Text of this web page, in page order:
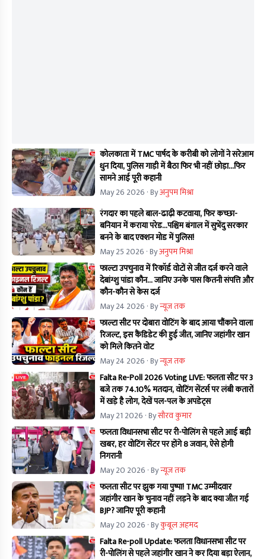
कोलकाता में TMC पार्षद के करीबी को लोगों ने सरेआम
धुन दिया, पुलिस गाड़ी में बैठा फिर भी नहीं छोड़ा...फिर
सामने आई पूरी कहानी
May 26 2026 · Byअनुपम मिश्रा
रंगदार का पहले बाल-ढाढ़ी कटवाया, फिर कच्छा-
बनियान में कराया परेड...पश्चिम बंगाल में सुभेंदु सरकार
बनने के बाद एक्शन मोड में पुलिस!
May 25 2026 · Byअनुपम मिश्रा
फाल्टा उपचुनाव में रिकॉर्ड वोटों से जीत दर्ज करने वाले
देबांग्शु पांडा कौन… जानिए उनके पास कितनी संपत्ति और
कौन-कौन से केस दर्ज
May 24 2026 · Byन्यूज तक
फाल्टा सीट पर दोबारा वोटिंग के बाद आया चौंकाने वाला
रिजल्ट, इस कैंडिडेट की हुई जीत, जानिए जहांगीर खान
को मिले कितने वोट
May 24 2026 · Byन्यूज तक
Falta Re-Poll 2026 Voting LIVE: फलता सीट पर 3
बजे तक 74.10% मतदान, वोटिंग सेंटर्स पर लंबी कतारों
में खड़े है लोग, देखें पल-पल के अपडेट्स
May 21 2026 · Byसौरव कुमार
फलता विधानसभा सीट पर री-पोलिंग से पहले आई बड़ी
खबर, हर वोटिंग सेंटर पर होंगे 8 जवान, ऐसे होगी
निगरानी
May 20 2026 · Byन्यूज तक
फलता सीट पर झुक गया पुष्पा! TMC उम्मीदवार
जहांगीर खान के चुनाव नहीं लड़ने के बाद क्या जीत गई
BJP? जानिए पूरी कहानी
May 20 2026 · Byकुबूल अहमद
Falta Re-poll Update: फलता विधानसभा सीट पर
री-पोलिंग से पहले जहांगीर खान ने कर दिया बड़ा ऐलान,